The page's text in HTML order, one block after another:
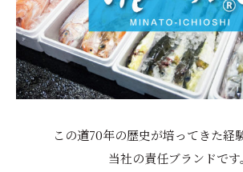
この道70年の歴史が培ってきた経
当社の責任ブランドです。